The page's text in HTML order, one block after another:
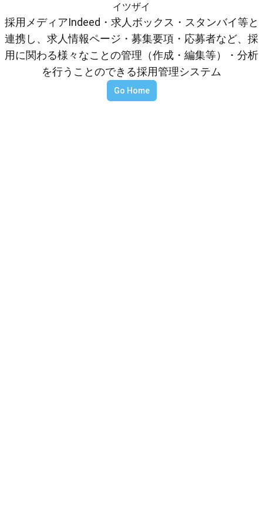
イツザイ
採用メディアIndeed・求人ボックス・スタンバイ等と
連携し、求人情報ページ・募集要項・応募者など、採
用に関わる様々なことの管理（作成・編集等）・分析
を行うことのできる採用管理システム
Go Home